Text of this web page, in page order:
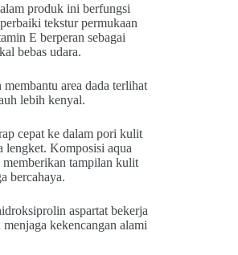
produk ini berfungsi
tekstur permukaan
E berperan sebagai
bebas udara.
area dada terlihat
lebih kenyal.
cepat ke dalam pori kulit
lengket. Komposisi aqua
memberikan tampilan kulit
bercahaya.
aspartat bekerja
kekencangan alami